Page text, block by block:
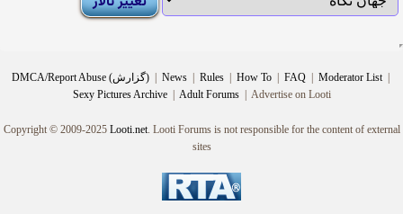
DMCA/Report Abuse (گزارش) | News | Rules | How To | FAQ | Moderator List |
Sexy Pictures Archive | Adult Forums |Advertise on Looti
Copyright © 2009-2025 Looti.net. Looti Forums is not responsible for the content of external
sites